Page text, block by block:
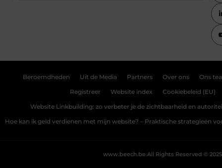
Beroemdheden Uit de Media Partners Over ons Ons
Registreer Website index Cookiebeleid (EU)
Website Linkbuilding: zo verbeter je de zichtbaarheid en
Hoe kan ik geld verdienen met mijn website? – Praktische strategieën
All Rights Reserved © 2025
www.beech.be.